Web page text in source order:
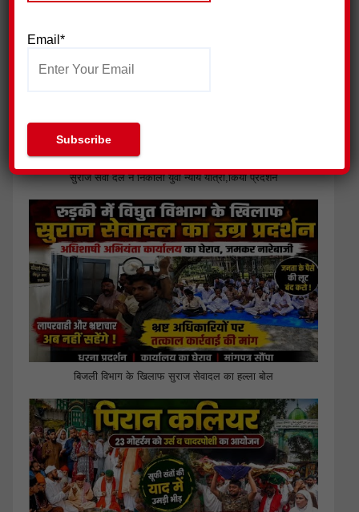
सुराज सेवा दल ने निकाली युवा न्याय यात्रा,किया प्रदर्शन
बिजली विभाग के खिलाफ सुराज सेवादल का हल्ला बोल
Email*